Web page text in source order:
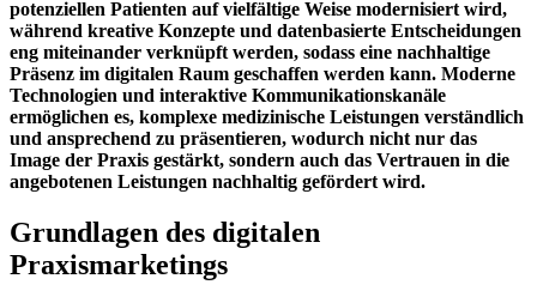
potenziellen Patienten auf vielfältige Weise modernisiert wird,
während kreative Konzepte und datenbasierte Entscheidungen
eng miteinander verknüpft werden, sodass eine nachhaltige
Präsenz im digitalen Raum geschaffen werden kann. Moderne
Technologien und interaktive Kommunikationskanäle
ermöglichen es, komplexe medizinische Leistungen verständlich
und ansprechend zu präsentieren, wodurch nicht nur das
Image der Praxis gestärkt, sondern auch das Vertrauen in die
angebotenen Leistungen nachhaltig gefördert wird.
Grundlagen des digitalen
Praxismarketings